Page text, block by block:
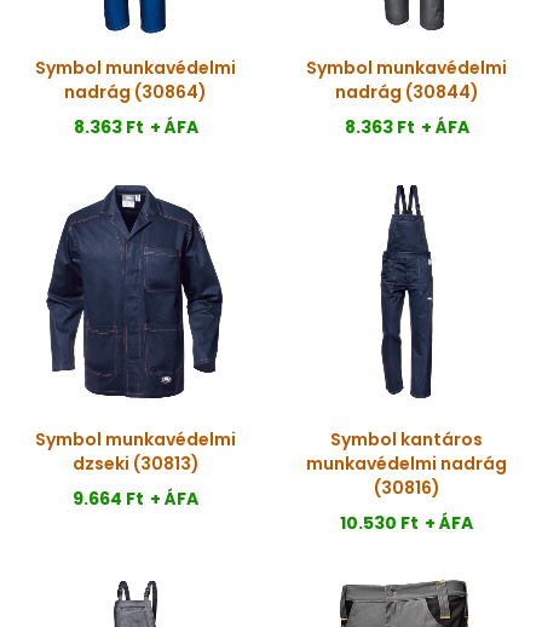
Symbol munkavédelmi
nadrág (30864)
8.363 Ft + ÁFA
Symbol munkavédelmi
nadrág (30844)
8.363 Ft + ÁFA
Symbol munkavédelmi
dzseki (30813)
9.664 Ft + ÁFA
Symbol kantáros
munkavédelmi nadrág
(30816)
10.530 Ft + ÁFA